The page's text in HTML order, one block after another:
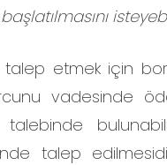
talep etmek için
vadesinde
talebinde
talep